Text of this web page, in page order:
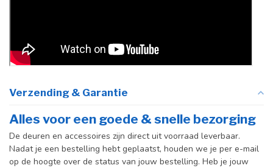
Verzending & Garantie
Alles voor een goede & snelle bezorging
De deuren en accessoires zijn direct uit voorraad leverbaar.
Nadat je een bestelling hebt geplaatst, houden we je per e-mail
op de hoogte over de status van jouw bestelling. Heb je jouw